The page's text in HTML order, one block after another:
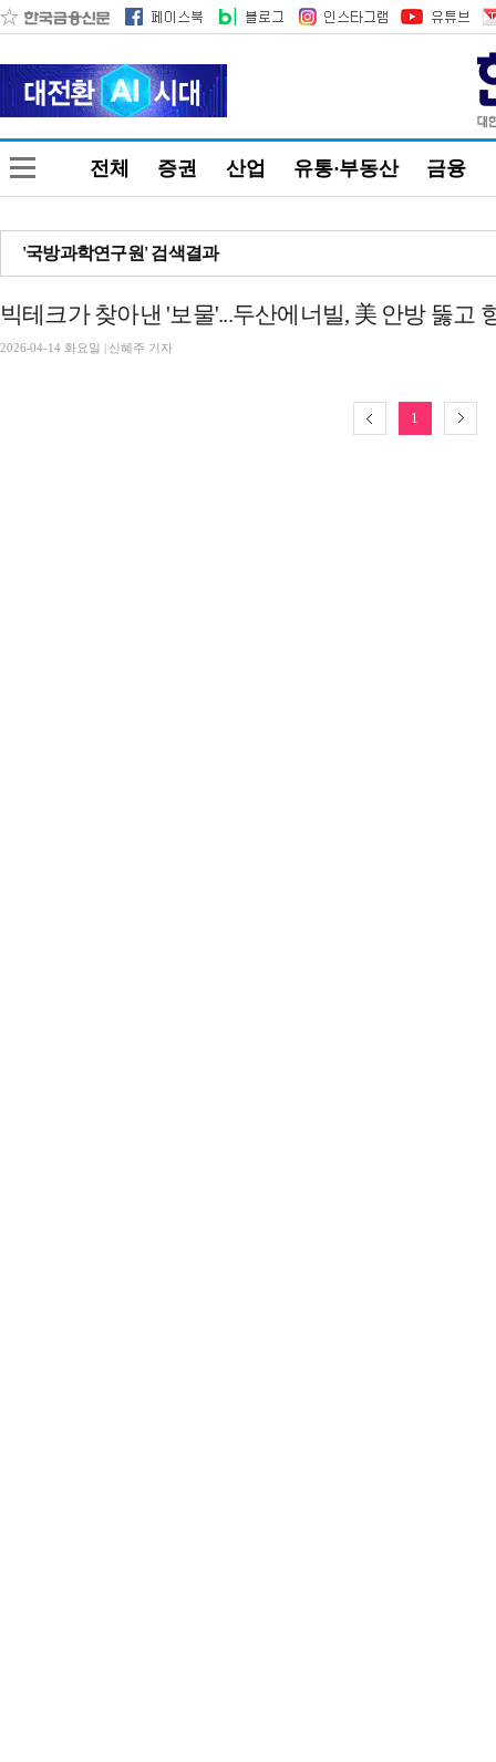
전체 증권 산업 유통·부동산 금융
'국방과학연구원' 검색결과
빅테크가 찾아낸 '보물'...두산에너빌, 美 안방 뚫고
2026-04-14 화요일 | 신혜주 기자
1